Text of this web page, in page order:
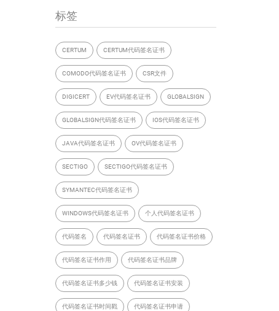
标签
CERTUM CERTUM代码签名证书
COMODO代码签名证书 CSR文件
DIGICERT EV代码签名证书 GLOBALSIGN
GLOBALSIGN代码签名证书 IOS代码签名证书
JAVA代码签名证书 OV代码签名证书
SECTIGO SECTIGO代码签名证书
SYMANTEC代码签名证书
WINDOWS代码签名证书 个人代码签名证书
代码签名 代码签名证书 代码签名证书价格
代码签名证书作用 代码签名证书品牌
代码签名证书多少钱 代码签名证书安装
代码签名证书时间戳 代码签名证书申请